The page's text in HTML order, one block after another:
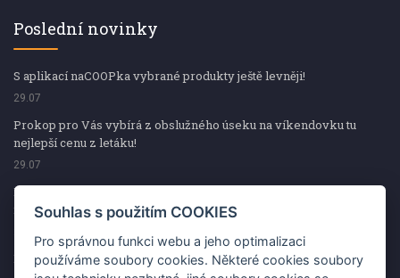
Poslední novinky
S aplikací naCOOPka vybrané produkty ještě levněji!
29.07
Prokop pro Vás vybírá z obslužného úseku na víkendovku tu
nejlepší cenu z letáku!
29.07
Prokop pro Vás vybírá z obslužného úseku na víkendovku tu
nejlepší cenu z letáku!
Kup špekáčky od Váhaly a vyhraj s naCOOPkou sekerku Fiskars
Souhlas s použitím COOKIES
Pro správnou funkci webu a jeho optimalizaci
používáme soubory cookies. Některé cookies soubory